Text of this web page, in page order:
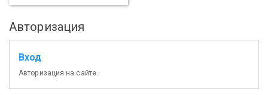
Авторизация
Вход
Авторизация на сайте.